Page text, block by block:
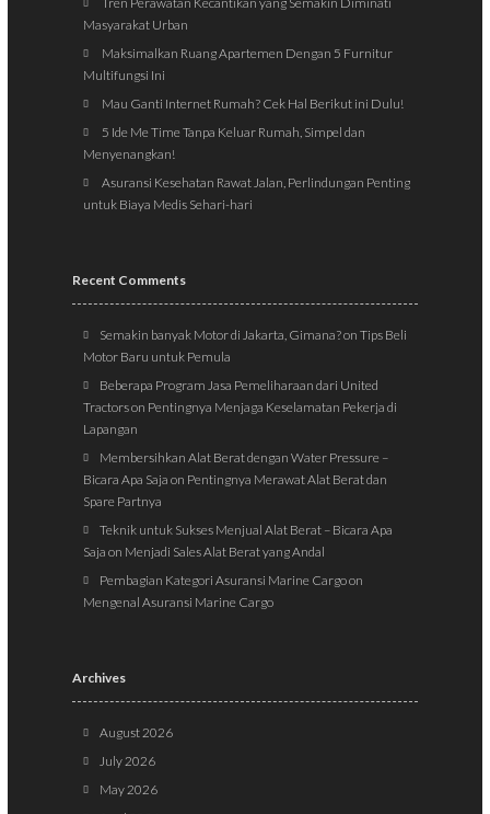
Masyarakat Urban
Maksimalkan Ruang Apartemen Dengan 5 Furnitur
Multifungsi Ini
Mau Ganti Internet Rumah? Cek Hal Berikut ini Dulu!
5 Ide Me Time Tanpa Keluar Rumah, Simpel dan
Menyenangkan!
Asuransi Kesehatan Rawat Jalan, Perlindungan Penting
untuk Biaya Medis Sehari-hari
Recent Comments
Semakin banyak Motor di Jakarta, Gimana?onTips Beli
Motor Baru untuk Pemula
Beberapa Program Jasa Pemeliharaan dari United
Tractorson Pentingnya Menjaga Keselamatan Pekerja di
Lapangan
Membersihkan Alat Berat dengan Water Pressure –
Bicara Apa Saja on Pentingnya Merawat Alat Berat dan
Spare Partnya
Teknik untuk Sukses Menjual Alat Berat – Bicara Apa
Saja on Menjadi Sales Alat Berat yang Andal
Pembagian Kategori Asuransi Marine Cargoon
Mengenal Asuransi Marine Cargo
Archives
August 2026
July 2026
May 2026